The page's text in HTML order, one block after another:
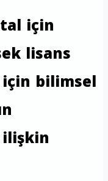
için
lisans
bilimsel
ilişkin